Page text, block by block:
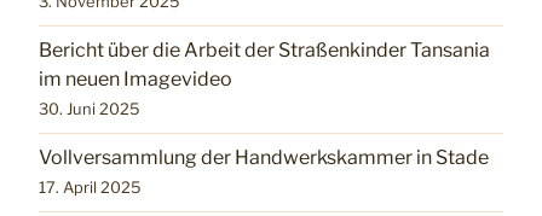
Bericht über die Arbeit der Straßenkinder Tansania
im neuen Imagevideo
30. Juni 2025
Vollversammlung der Handwerkskammer in Stade
17. April 2025